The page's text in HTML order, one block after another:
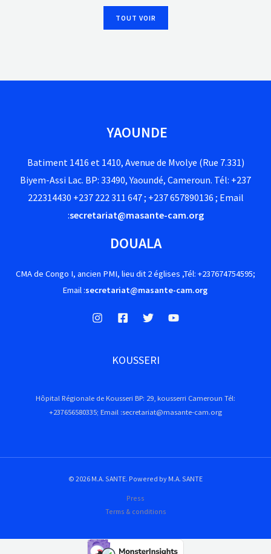
TOUT VOIR
YAOUNDE
Batiment 1416 et 1410, Avenue de Mvolye (Rue 7.331)
Biyem-Assi Lac. BP: 33490, Yaoundé, Cameroun. Tél: +237
222314430 +237 222 311 647 ; +237 657890136 ; Email
:secretariat@masante-cam.org
DOUALA
CMA de Congo I, ancien PMI, lieu dit 2 églises ,Tél: +237674754595;
Email :secretariat@masante-cam.org
KOUSSERI
Hôpital Régionale de Kousseri BP: 29, kousserri Cameroun Tél:
+237656580335; Email :secretariat@masante-cam.org
© 2026 M.A. SANTE. Powered by M.A. SANTE
Press
Terms & conditions